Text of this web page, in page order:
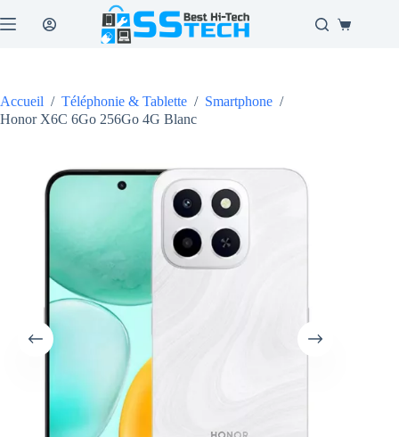
au
Panier
Accueil / Téléphonie & Tablette / Smartphone /
Honor X6C 6Go 256Go 4G Blanc